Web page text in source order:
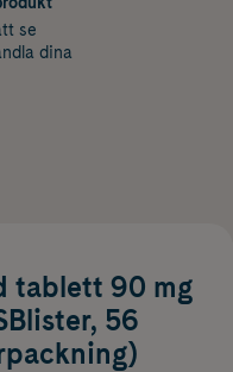
se
dina
tablett 90 mg
56